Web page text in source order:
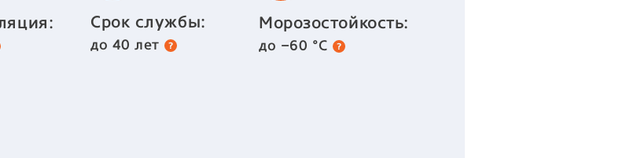
Срок службы:
до 40 лет
Морозостойкость:
до −60 °С